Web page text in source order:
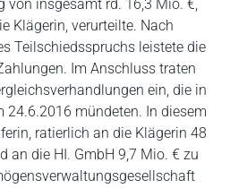
von insgesamt rd. 16,3 Mio. €,
Klägerin, verurteilte. Nach
Teilschiedsspruchs leistete die
Im Anschluss traten
ein, die in
24.6.2016 mündeten. In diesem
ratierlich an die Klägerin 48
an die HI. GmbH 9,7 Mio. € zu